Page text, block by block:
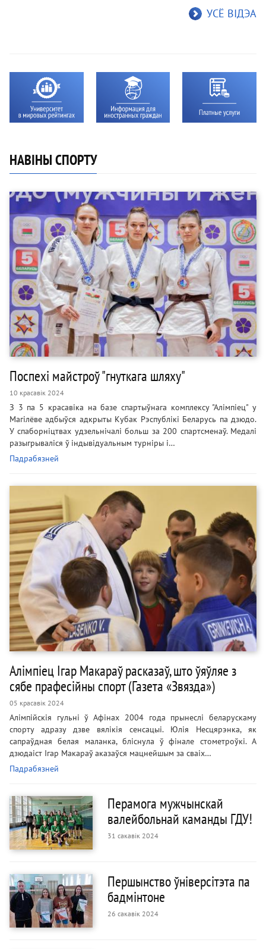
УСЁ ВIДЭА
НАВІНЫ СПОРТУ
Поспехі майстроў "гнуткага шляху"
10 красавік 2024
З 3 па 5 красавіка на базе спартыўнага комплексу "Алімпіец" у
Магілёве адбыўся адкрыты Кубак Рэспублікі Беларусь па дзюдо.
У спаборніцтвах удзельнічалі больш за 200 спартсменаў. Медалі
разыгрываліся ў індывідуальным турніры і…
Падрабязней
Алімпіец Ігар Макараў расказаў, што ўяўляе з
сябе прафесійны спорт (Газета «Звязда»)
05 красавік 2024
Алімпійскія гульні ў Афінах 2004 года прынеслі беларускаму
спорту адразу дзве вялікія сенсацыі. Юлія Несцярэнка, як
сапраўдная белая маланка, бліснула ў фінале стометроўкі. А
дзюдаіст Ігар Макараў аказаўся мацнейшым за сваіх…
Падрабязней
Перамога мужчынскай
валейбольнай каманды ГДУ!
31 сакавік 2024
Першынство ўніверсітэта па
бадмінтоне
26 сакавік 2024